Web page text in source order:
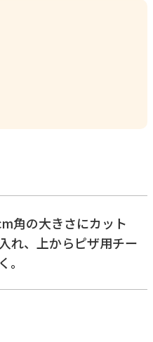
角の大きさにカット
れ、上からピザ用チー